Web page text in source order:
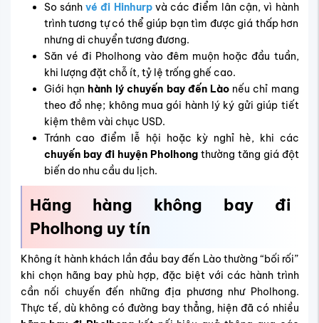
So sánh vé đi Hinhurpvà các điểm lân cận, vì hành
trình tương tự có thể giúp bạn tìm được giá thấp hơn
nhưng di chuyển tương đương.
Săn vé đi Pholhong vào đêm muộn hoặc đầu tuần,
khi lượng đặt chỗ ít, tỷ lệ trống ghế cao.
Giới hạn hành lý chuyến bay đến Làonếu chỉ mang
theo đồ nhẹ; không mua gói hành lý ký gửi giúp tiết
kiệm thêm vài chục USD.
Tránh cao điểm lễ hội hoặc kỳ nghỉ hè, khi các
chuyến bay đi huyện Pholhongthường tăng giá đột
biến do nhu cầu du lịch.
Hãng hàng không bay đi
Pholhong uy tín
Không ít hành khách lần đầu bay đến Lào thường “bối rối”
khi chọn hãng bay phù hợp, đặc biệt với các hành trình
cần nối chuyến đến những địa phương như Pholhong.
Thực tế, dù không có đường bay thẳng, hiện đã có nhiều